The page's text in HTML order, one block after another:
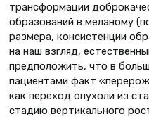
трансформации
образований в меланому
размера, консистенции
на наш взгляд,
предположить, что в
пациентами факт
как переход опухоли из
стадию вертикального